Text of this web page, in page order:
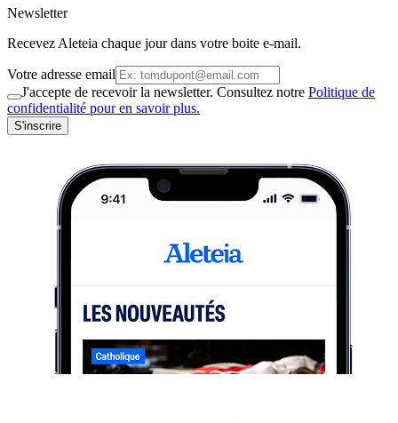
Newsletter
Recevez Aleteia chaque jour dans votre boite e-mail.
Votre adresse email
J'accepte de recevoir la newsletter. Consultez notre Politique de
confidentialité pour en savoir plus.
S'inscrire